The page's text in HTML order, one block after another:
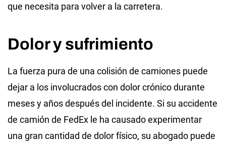
que necesita para volver a la carretera.
Dolor y sufrimiento
La fuerza pura de una colisión de camiones puede
dejar a los involucrados con dolor crónico durante
meses y años después del incidente. Si su accidente
de camión de FedEx le ha causado experimentar
una gran cantidad de dolor físico, su abogado puede